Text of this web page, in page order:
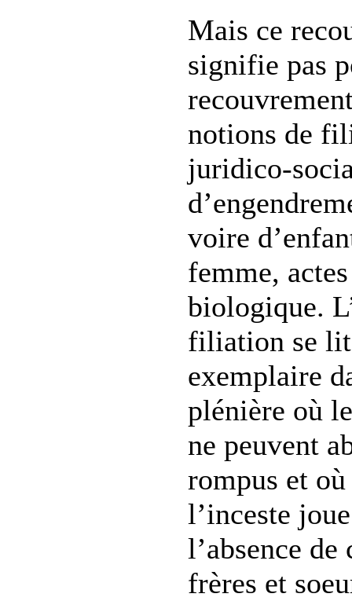
Mais ce
signifie pas
notions de
juridico-
voire
femme,
biologique.
filiation se
exemplaire
plénière où
ne peuvent
rompus et
l’inceste
l’absence
frères et